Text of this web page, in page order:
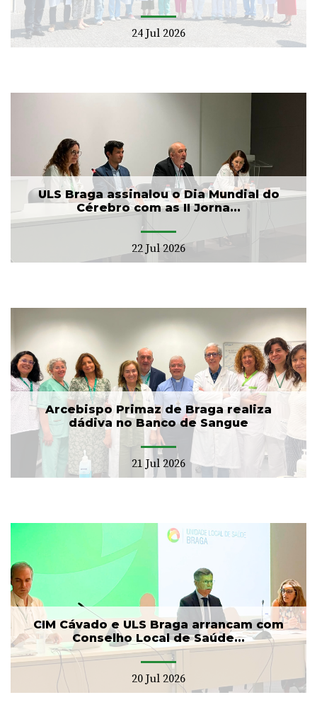
24 Jul 2026
ULS Braga assinalou o Dia Mundial do
Cérebro com as II Jorna...
22 Jul 2026
Arcebispo Primaz de Braga realiza
dádiva no Banco de Sangue
21 Jul 2026
CIM Cávado e ULS Braga arrancam com
Conselho Local de Saúde...
20 Jul 2026